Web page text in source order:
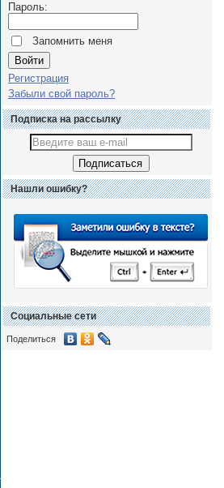
Пароль:
Запомнить меня
Регистрация
Забыли свой пароль?
Подписка на рассылку
Нашли ошибку?
Социальные сети
Поделиться